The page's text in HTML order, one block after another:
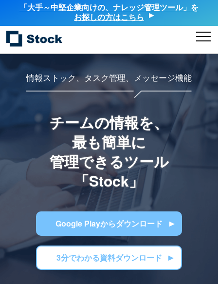
「大手～中堅企業向けの、ナレッジ管理ツール」を
お探しの方はこちら
情報ストック、タスク管理、メッセージ機能
チームの情報を、
最も簡単に
管理できるツール
「Stock」
Google Playからダウンロード
3分でわかる資料ダウンロード